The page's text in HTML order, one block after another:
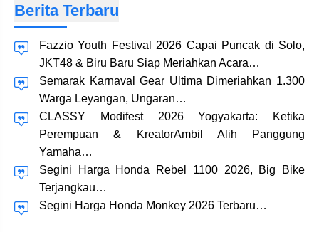
Berita Terbaru
Fazzio Youth Festival 2026 Capai Puncak di Solo,
JKT48 & Biru Baru Siap Meriahkan Acara…
Semarak Karnaval Gear Ultima Dimeriahkan 1.300
Warga Leyangan, Ungaran…
CLASSY Modifest 2026 Yogyakarta: Ketika
Perempuan & KreatorAmbil Alih Panggung
Yamaha…
Segini Harga Honda Rebel 1100 2026, Big Bike
Terjangkau…
Segini Harga Honda Monkey 2026 Terbaru…